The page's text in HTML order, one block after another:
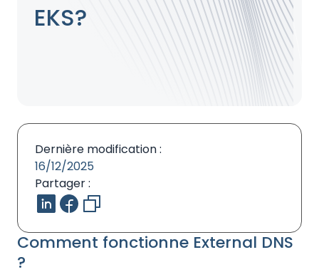
EKS?
Comment fonctionne External DNS
?
Dernière modification :
16/12/2025
Partager :